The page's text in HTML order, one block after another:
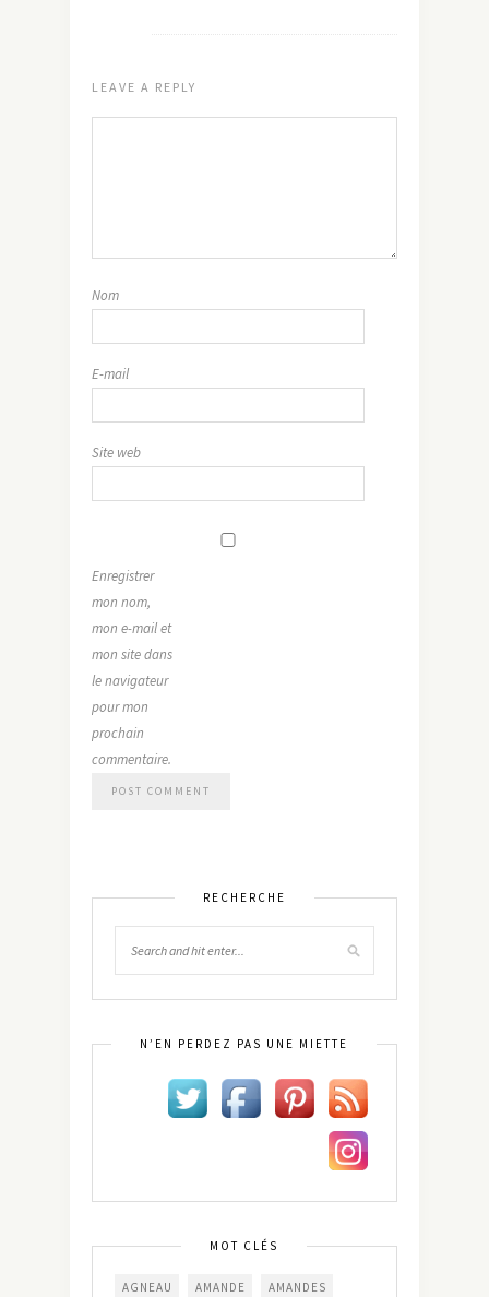
LEAVE A REPLY
Nom
E-mail
Site web
Enregistrer
mon nom,
mon e-mail et
mon site dans
le navigateur
pour mon
prochain
commentaire.
RECHERCHE
N’EN PERDEZ PAS UNE MIETTE
MOT CLÉS
AGNEAU AMANDE AMANDES